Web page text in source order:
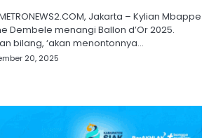
Jakarta – Kylian Mbappe
Dembele menangi Ballon d’Or 2025.
bilang, ‘akan menontonnya…
20, 2025